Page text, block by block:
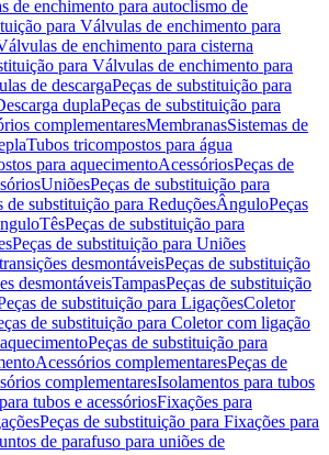
de enchimento para autoclismo de
para Válvulas de enchimento para
de enchimento para cisterna
para Válvulas de enchimento para
de descargaPeças de substituição para
duplaPeças de substituição para
complementaresMembranasSistemas de
Tubos tricompostos para água
para aquecimentoAcessóriosPeças de
UniõesPeças de substituição para
de substituição para ReduçõesÂnguloPeças
TêsPeças de substituição para
Peças de substituição para Uniões
desmontáveisPeças de substituição
desmontáveisTampasPeças de substituição
de substituição para LigaçõesColetor
de substituição para Coletor com ligação
Peças de substituição para
Acessórios complementaresPeças de
complementaresIsolamentos para tubos
tubos e acessóriosFixações para
Peças de substituição para Fixações para
de parafuso para uniões de